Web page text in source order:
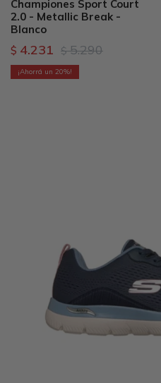
Championes Sport Court
2.0 - Metallic Break -
Blanco
$ 4.231 $ 5.290
20